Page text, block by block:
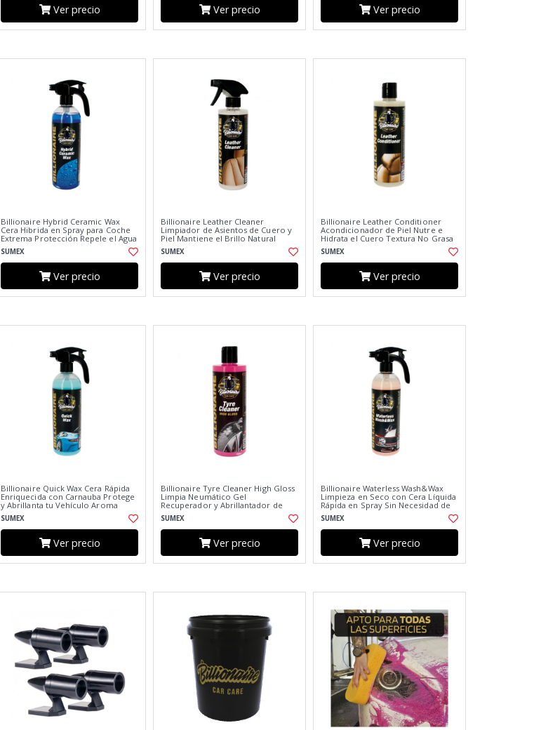
Ver precio Ver precio Ver precio
Billionaire Hybrid Ceramic Wax
Cera Hibrida en Spray para Coche
Extrema Protección Repele el Agua
Enriquecido con Carnauba 750ml
SUMEX
Ver precio
Billionaire Leather Cleaner
Limpiador de Asientos de Cuero y
Piel Mantiene el Brillo Natural
Aroma a Coche Nuevo 500ml
SUMEX
Ver precio
Billionaire Leather Conditioner
Acondicionador de Piel Nutre e
Hidrata el Cuero Textura No Grasa
Aroma a Coche Nuevo 500ml
SUMEX
Ver precio
Billionaire Quick Wax Cera Rápida
Enriquecida con Carnauba Protege
y Abrillanta tu Vehículo Aroma
Floral 750ml
SUMEX
Ver precio
Billionaire Tyre Cleaner High Gloss
Limpia Neumático Gel
Recuperador y Abrillantador de
Neumáticos Aroma a Gominolas
500ml
SUMEX
Ver precio
Billionaire Waterless Wash&Wax
Limpieza en Seco con Cera Líquida
Rápida en Spray Sin Necesidad de
Agua Aroma a Melocotón 750ml
SUMEX
Ver precio